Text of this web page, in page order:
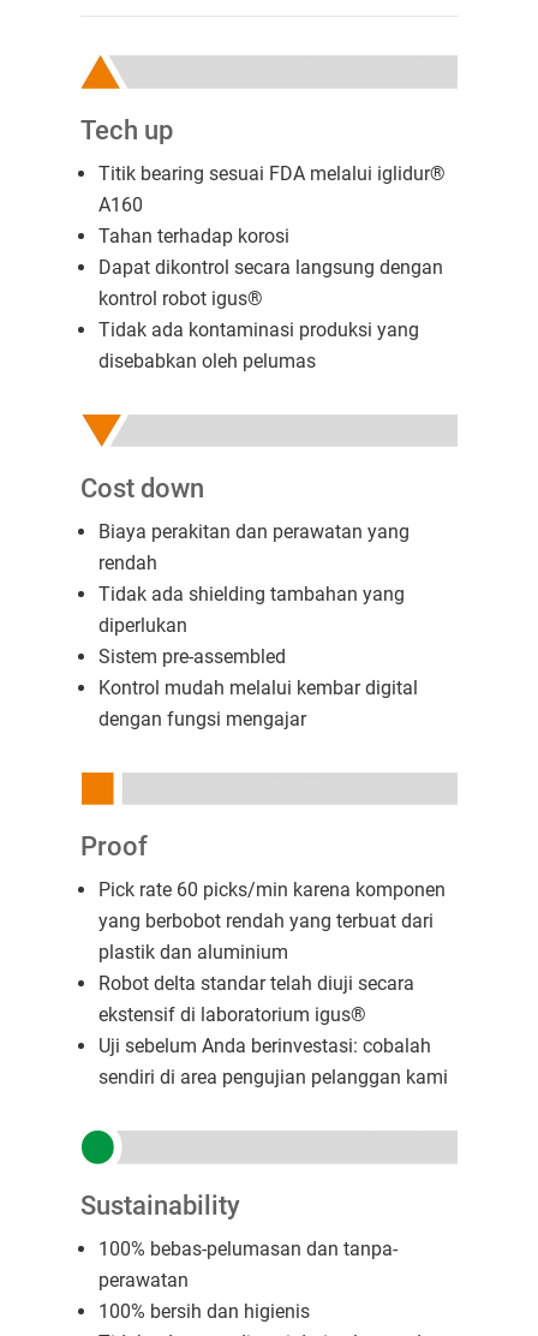
Tech up
Titik bearing sesuai FDA melalui iglidur®
A160
Tahan terhadap korosi
Dapat dikontrol secara langsung dengan
kontrol robot igus®
Tidak ada kontaminasi produksi yang
disebabkan oleh pelumas
Cost down
Biaya perakitan dan perawatan yang
rendah
Tidak ada shielding tambahan yang
diperlukan
Sistem pre-assembled
Kontrol mudah melalui kembar digital
dengan fungsi mengajar
Proof
Pick rate 60 picks/min karena komponen
yang berbobot rendah yang terbuat dari
plastik dan aluminium
Robot delta standar telah diuji secara
ekstensif di laboratorium igus®
Uji sebelum Anda berinvestasi: cobalah
sendiri di area pengujian pelanggan kami
Sustainability
100% bebas-pelumasan dan tanpa-
perawatan
100% bersih dan higienis